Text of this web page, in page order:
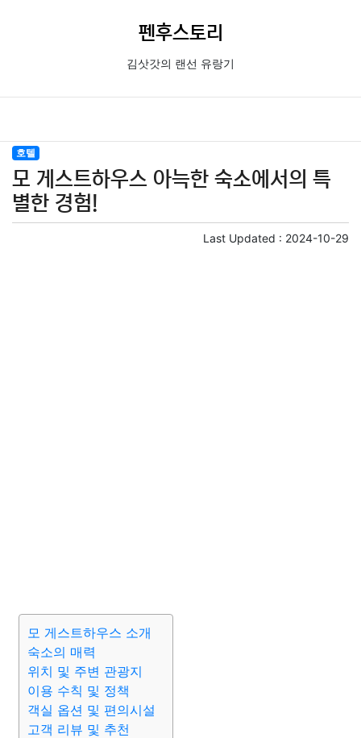
펜후스토리
김삿갓의 랜선 유랑기
호텔
모 게스트하우스 아늑한 숙소에서의 특
별한 경험!
Last Updated : 2024-10-29
모 게스트하우스 소개
숙소의 매력
위치 및 주변 관광지
이용 수칙 및 정책
객실 옵션 및 편의시설
고객 리뷰 및 추천